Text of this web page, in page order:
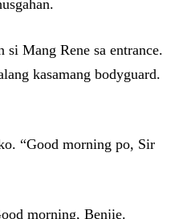
si Mang Rene sa entrance.
kasamang bodyguard.
“Good morning po, Sir
morning, Benjie.